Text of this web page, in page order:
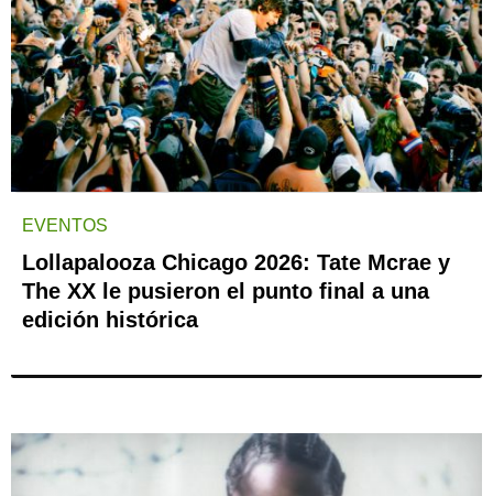
EVENTOS
Lollapalooza Chicago 2026: Tate Mcrae y
The XX le pusieron el punto final a una
edición histórica